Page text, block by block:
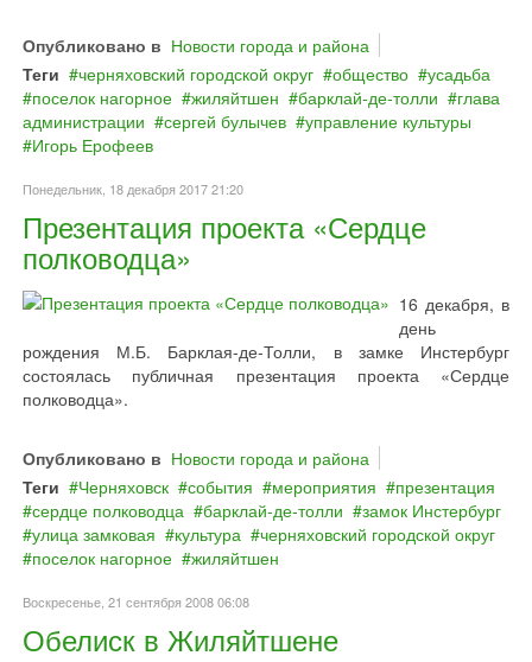
Опубликовано в Новости города и района
Теги
черняховский городской округ общество
усадьба
поселок нагорное
жиляйтшен барклай‐де‐толли
глава
администрации
сергей булычев
управление культуры
Игорь Ерофеев
Понедельник, 18 декабря 2017 21:20
Презентация проекта «Сердце
полководца»
16 декабря, в
день
рождения М.Б. Барклая-де-Толли, в замке Инстербург
состоялась публичная презентация проекта «Сердце
полководца».
Опубликовано в Новости города и района
Теги
Черняховск события мероприятия
презентация
сердце полководца
барклай‐де‐толли
замок Инстербург
улица замковая
культура
черняховский городской округ
поселок нагорное
жиляйтшен
Воскресенье, 21 сентября 2008 06:08
Обелиск в Жиляйтшене